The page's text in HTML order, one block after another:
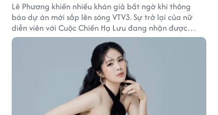
Lê Phương khiến nhiều khán giả bất ngờ khi thông
báo dự án mới sắp lên sóng VTV3. Sự trở lại của nữ
diễn viên với Cuộc Chiến Hạ Lưu đang nhận được
nhiều sự quan tâm.